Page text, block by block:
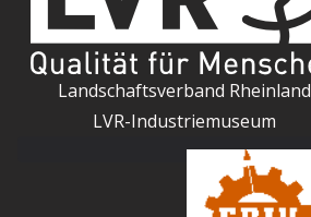
Landschaftsverband Rheinland
LVR-Industriemuseum